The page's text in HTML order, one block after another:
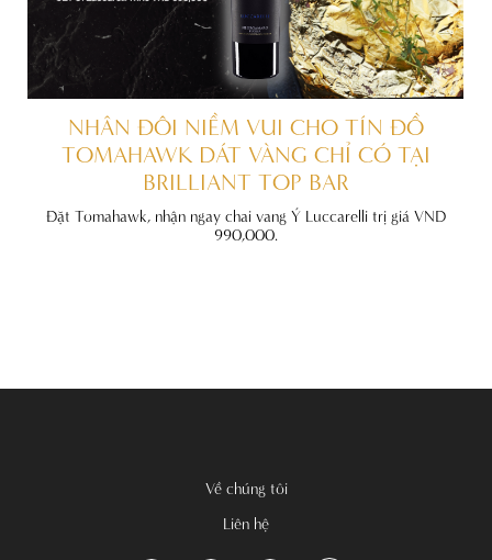
NHÂN ĐÔI NIỀM VUI CHO TÍN ĐỒ
TOMAHAWK DÁT VÀNG CHỈ CÓ TẠI
BRILLIANT TOP BAR
Đặt Tomahawk, nhận ngay chai vang Ý Luccarelli trị giá VND
990,000.
Về chúng tôi
Liên hệ